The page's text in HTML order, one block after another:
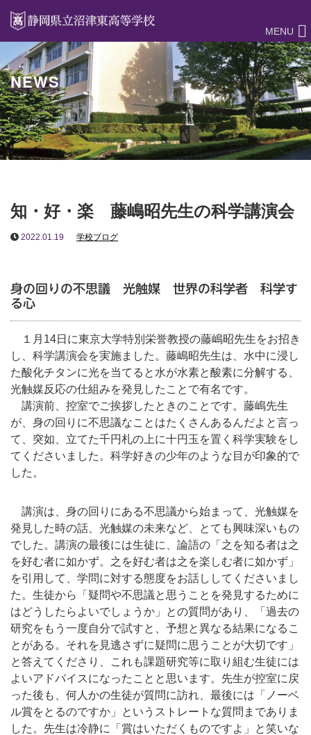
MENU
NEWS
知・好・楽 藤嶋昭先生の科学講演会
2022.01.19 学校ブログ
身の回りの不思議 光触媒 世界の科学者 科学す
る心
１月14日に東京大学特別栄誉教授の藤嶋昭先生をお招き
し、科学講演会を実施ました。藤嶋昭先生は、水中に浸し
た酸化チタンに光を当てると水が水素と酸素に分解する、
光触媒反応の仕組みを発見したことで有名です。
講演前、控室でご挨拶したときのことです。藤嶋先生
が、身の回りに不思議なことはたくさんあるんだよと言っ
て、突如、立てた千円札の上に十円玉を置く科学実験をし
てくださいました。科学好きの少年のような目が印象的で
した。
講演は、身の回りにある不思議から始まって、光触媒を
発見した時の話、光触媒の未来など、とても興味深いもの
でした。講演の最後には生徒に、論語の「之を知る者は之
を好む者に如かず。之を好む者は之を楽しむ者に如かず」
を引用して、学問に対する態度をお話ししてくださいまし
た。生徒から「疑問や不思議と思うことを発見するために
はどうしたらよいでしょうか」との質問があり、「過去の
研究をもう一度自分で試すと、予想と異なる結果になるこ
とがある。それを見逃さずに疑問に思うことが大切です」
と答えてくださり、これも課題研究等に取り組む生徒には
よいアドバイスになったことと思います。先生が控室に戻
った後も、何人かの生徒が質問に訪れ、最後には「ノーベ
ル賞をとるのですか」というストレートな質問までありま
した。先生は冷静に「賞はいただくものですよ」と笑いな